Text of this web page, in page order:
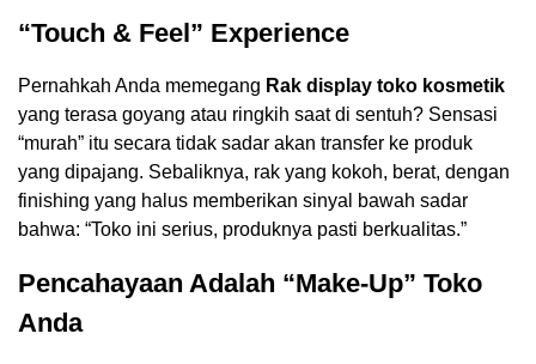
“Touch & Feel” Experience
Pernahkah Anda memegang Rak display toko kosmetik
yang terasa goyang atau ringkih saat di sentuh? Sensasi
“murah” itu secara tidak sadar akan transfer ke produk
yang dipajang. Sebaliknya, rak yang kokoh, berat, dengan
finishing yang halus memberikan sinyal bawah sadar
bahwa: “Toko ini serius, produknya pasti berkualitas.”
Pencahayaan Adalah “Make-Up” Toko
Anda